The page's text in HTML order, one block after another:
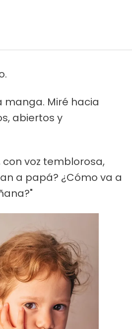
manga. Miré hacia
abiertos y
con voz temblorosa,
a papá? ¿Cómo va a